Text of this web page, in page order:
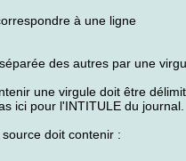
à une ligne
des autres par une
une virgule doit être
ici pour l'INTITULE du journal.
doit contenir :